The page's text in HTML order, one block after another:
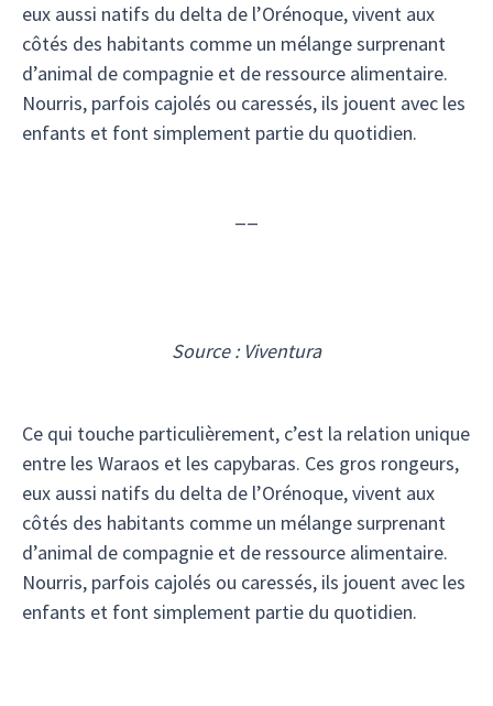
eux aussi natifs du delta de l’Orénoque, vivent aux
côtés des habitants comme un mélange surprenant
d’animal de compagnie et de ressource alimentaire.
Nourris, parfois cajolés ou caressés, ils jouent avec les
enfants et font simplement partie du quotidien.
Source : Viventura
Ce qui touche particulièrement, c’est la relation unique
entre les Waraos et les capybaras. Ces gros rongeurs,
eux aussi natifs du delta de l’Orénoque, vivent aux
côtés des habitants comme un mélange surprenant
d’animal de compagnie et de ressource alimentaire.
Nourris, parfois cajolés ou caressés, ils jouent avec les
enfants et font simplement partie du quotidien.